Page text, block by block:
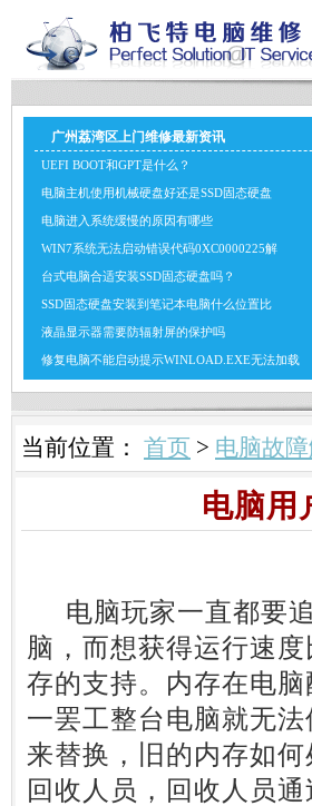
广州荔湾区上门维修最新资讯
UEFI BOOT和GPT是什么？
电脑主机使用机械硬盘好还是SSD固态硬盘
电脑进入系统缓慢的原因有哪些
WIN7系统无法启动错误代码0XC0000225解
台式电脑合适安装SSD固态硬盘吗？
SSD固态硬盘安装到笔记本电脑什么位置比
液晶显示器需要防辐射屏的保护吗
修复电脑不能启动提示WINLOAD.EXE无法加载
当前位置： 首页 > 电脑故
电脑用
电脑玩家一直都要
脑，而想获得运行速
存的支持。内存在电
一罢工整台电脑就无
来替换，旧的内存如
回收人员，回收人员